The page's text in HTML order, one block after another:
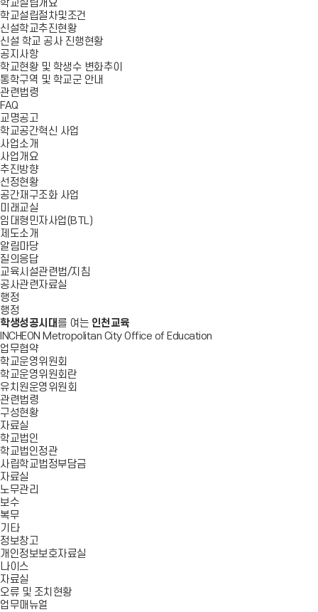
학교설립개요
학교설립절차및조건
신설학교추진현황
신설 학교 공사 진행현황
공지사항
학교현황 및 학생수 변화추이
통학구역 및 학교군 안내
관련법령
FAQ
교명공고
학교공간혁신 사업
사업소개
사업개요
추진방향
선정현황
공간재구조화 사업
미래교실
임대형민자사업(BTL)
제도소개
알림마당
질의응답
교육시설관련법/지침
공사관련자료실
행정
행정
학생성공시대 를 여는 인천교육
INCHEON Metropolitan City Office of Education
업무협약
학교운영위원회
학교운영위원회란
유치원운영위원회
관련법령
구성현황
자료실
학교법인
학교법인정관
사립학교법정부담금
자료실
노무관리
보수
복무
기타
정보창고
개인정보보호자료실
나이스
자료실
오류 및 조치현황
업무매뉴얼